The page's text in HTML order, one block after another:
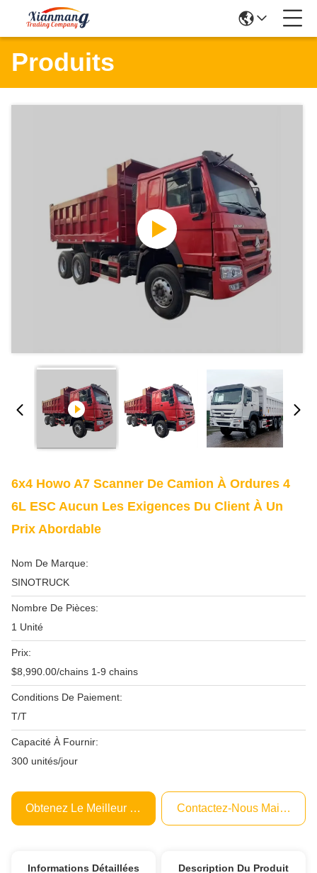
Produits
6x4 Howo A7 Scanner De Camion À Ordures 4
6L ESC Aucun Les Exigences Du Client À Un
Prix Abordable
Nom De Marque:
SINOTRUCK
Nombre De Pièces:
1 Unité
Prix:
$8,990.00/chains 1-9 chains
Conditions De Paiement:
T/T
Capacité À Fournir:
300 unités/jour
Obtenez Le Meilleur Prix Contactez-Nous Maintenant
Informations Détaillées Description Du Produit